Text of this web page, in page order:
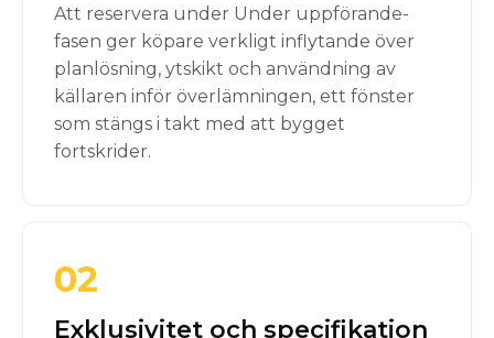
Att reservera under Under uppförande-
fasen ger köpare verkligt inflytande över
planlösning, ytskikt och användning av
källaren inför överlämningen, ett fönster
som stängs i takt med att bygget
fortskrider.
02
Exklusivitet och specifikation